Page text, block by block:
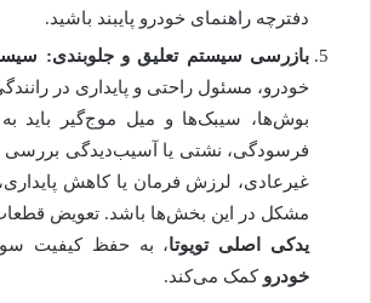
دفترچه راهنمای خودرو پایبند باشید.
بازرسی سیستم تعلیقوجلوبندی:
خودرو، مسئول راحتی و پایداری در
بوش‌ها، سیبک‌ها و میل موج‌گیر باید
فرسودگی، نشتی یا آسیب‌دیدگی بررسی
غیرعادی، لرزش فرمان یا کاهش پایداری،
مشکل در این بخش‌ها باشد. تعویض
یدکی اصلی تویوتا، به حفظ کیفیت
خودرو کمک می‌کند.